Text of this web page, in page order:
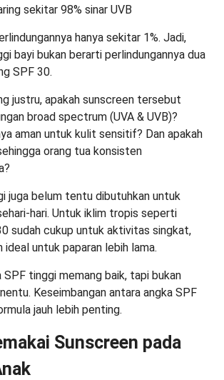
sekitar 98% sinar UVB
hanya sekitar 1%. Jadi,
bayi bukan berarti perlindungannya dua
SPF 30.
justru, apakah sunscreen tersebut
broad spectrum (UVA & UVB)?
aman untuk kulit sensitif? Dan apakah
orang tua konsisten
juga belum tentu dibutuhkan untuk
hari. Untuk iklim tropis seperti
sudah cukup untuk aktivitas singkat,
ideal untuk paparan lebih lama.
SPF tinggi memang baik, tapi bukan
Keseimbangan antara angka SPF
jauh lebih penting.
Sunscreen pada